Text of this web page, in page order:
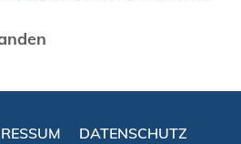
DATENSCHUTZ